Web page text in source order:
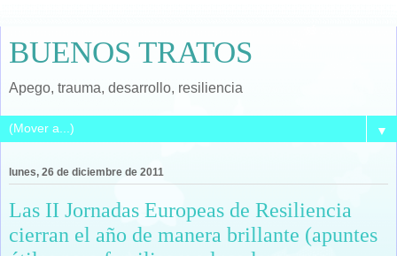
BUENOS TRATOS
Apego, trauma, desarrollo, resiliencia
▼
lunes, 26 de diciembre de 2011
Las II Jornadas Europeas de Resiliencia
cierran el año de manera brillante (apuntes